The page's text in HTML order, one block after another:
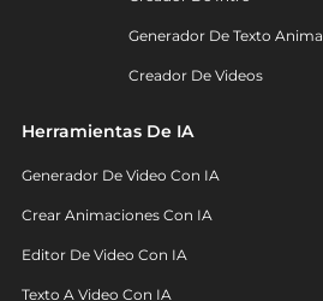
Generador De Texto
Creador De Videos
Herramientas De IA
Generador De Video Con IA
Crear Animaciones Con IA
Editor De Video Con IA
Texto A Video Con IA